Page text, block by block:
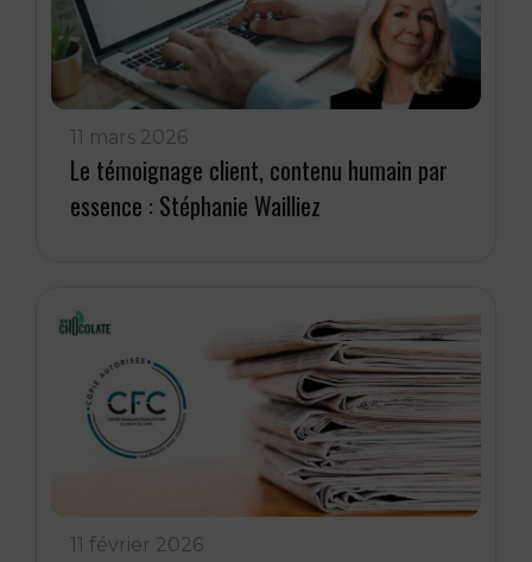
11 mars 2026
Le témoignage client, contenu humain par
essence : Stéphanie Wailliez
11 février 2026